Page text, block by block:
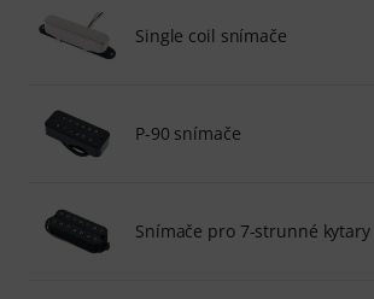
Single coil snímače
P-90 snímače
Snímače pro 7-strunné kytary